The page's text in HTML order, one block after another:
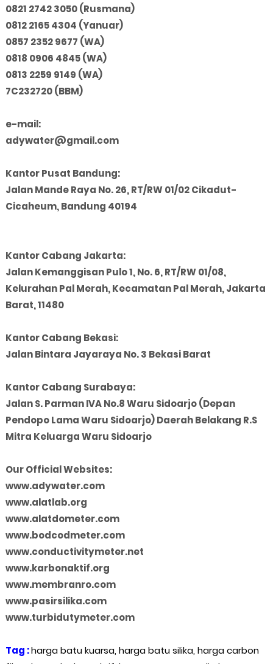
0821 2742 3050 (Rusmana)
0812 2165 4304 (Yanuar)
0857 2352 9677 (WA)
0818 0906 4845 (WA)
0813 2259 9149 (WA)
7C232720 (BBM)
e-mail:
adywater@gmail.com
Kantor Pusat Bandung:
Jalan Mande Raya No. 26, RT/RW 01/02 Cikadut-
Cicaheum, Bandung 40194
Kantor Cabang Jakarta:
Jalan Kemanggisan Pulo 1, No. 6, RT/RW 01/08,
Kelurahan Pal Merah, Kecamatan Pal Merah, Jakarta
Barat, 11480
Kantor Cabang Bekasi:
Jalan Bintara Jayaraya No. 3 Bekasi Barat
Kantor Cabang Surabaya:
Jalan S. Parman IVA No.8 Waru Sidoarjo (Depan
Pendopo Lama Waru Sidoarjo) Daerah Belakang R.S
Mitra Keluarga Waru Sidoarjo
Our Official Websites:
www.adywater.com
www.alatlab.org
www.alatdometer.com
www.bodcodmeter.com
www.conductivitymeter.net
www.karbonaktif.org
www.membranro.com
www.pasirsilika.com
www.turbidutymeter.com
Tag :harga batu kuarsa, harga batu silika, harga carbon